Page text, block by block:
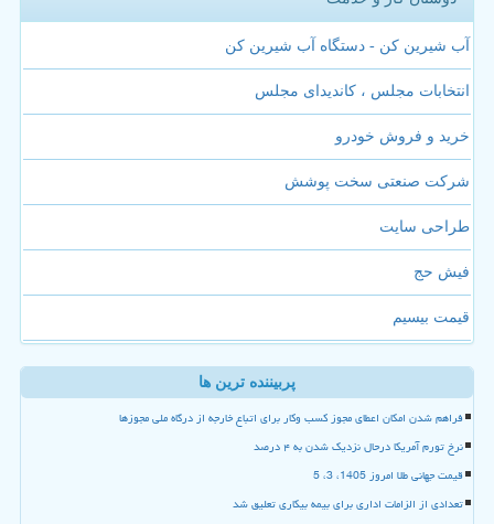
آب شیرین کن - دستگاه آب شیرین کن
انتخابات مجلس ، کاندیدای مجلس
خرید و فروش خودرو
شرکت صنعتی سخت پوشش
طراحی سایت
فیش حج
قیمت بیسیم
پربیننده ترین ها
فراهم شدن امکان اعطای مجوز کسب وکار برای اتباع خارجه از درگاه ملی مجوزها
نرخ تورم آمریکا درحال نزدیک شدن به ۴ درصد
قیمت جهانی طلا امروز 1405، 3، 5
تعدادی از الزامات اداری برای بیمه بیکاری تعلیق شد